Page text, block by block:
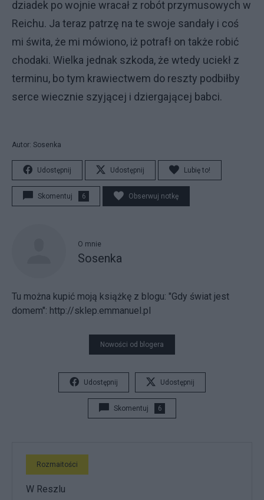
dziadek po wojnie wracał z robót przymusowych w
Reichu. Ja teraz patrzę na te swoje sandały i coś
mi świta, że mi mówiono, iż potrafł on także robić
chodaki. Wielka jednak szkoda, że wtedy uciekł z
terminu, bo tym krawiectwem do reszty podbiłby
serce wiecznie szyjącej i dziergającej babci.
Autor: Sosenka
Udostępnij Udostępnij Lubię to!
Skomentuj 6 Obserwuj notkę
O mnie
Sosenka
Tu można kupić moją książkę z blogu: "Gdy świat jest
domem": http://sklep.emmanuel.pl
Nowości od blogera
Udostępnij Udostępnij
Skomentuj 6
Rozmaitości
W Reszlu